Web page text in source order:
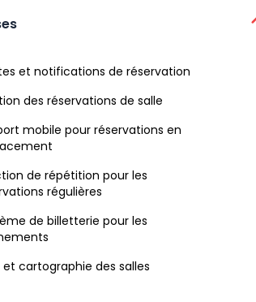
et notifications de réservation
des réservations de salle
mobile pour réservations en
de répétition pour les
régulières
de billetterie pour les
et cartographie des salles